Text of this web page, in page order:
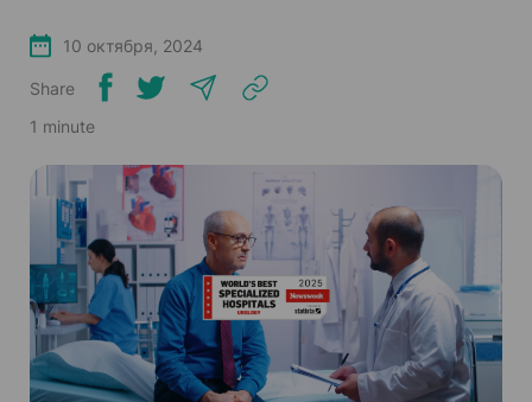
10 октября, 2024
Share
1 minute